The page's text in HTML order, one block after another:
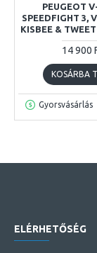
PEUGEOT
SPEEDFIGHT 3,
KISBEE &
14 900
KOSÁRBA
Gyorsvásárlás
ELÉRHETŐSÉG